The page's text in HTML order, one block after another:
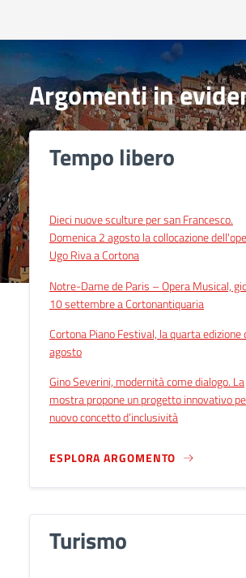
Argomenti in
Tempo libero
Dieci nuove sculture per san Francesco.
Domenica 2 agosto la collocazione
Ugo Riva a Cortona
Notre-Dame de Paris – Opera Musical,
10 settembre a Cortonantiquaria
Cortona Piano Festival, la quarta edizione
agosto
Gino Severini, modernità come dialogo. La
mostra propone un progetto innovativo
nuovo concetto d’inclusività
ESPLORA ARGOMENTO
Turismo